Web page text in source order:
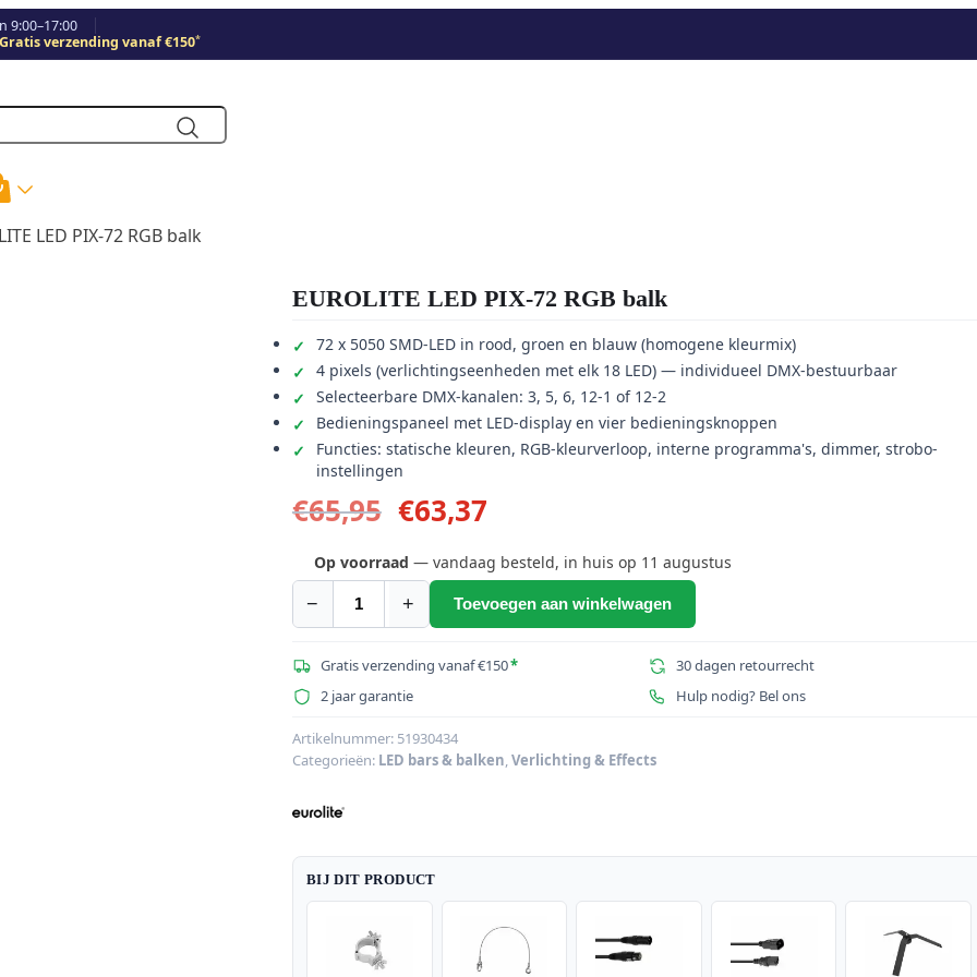
9:00–17:00
Gratis verzending vanaf €150*
LED PIX-72 RGB balk
EUROLITE LED PIX-72 RGB balk
72 x 5050 SMD-LED in rood, groen en blauw (homogene kleurmix)
4 pixels (verlichtingseenheden met elk 18 LED) — individueel DMX-bestuurbaar
Selecteerbare DMX-kanalen: 3, 5, 6, 12-1 of 12-2
Bedieningspaneel met LED-display en vier bedieningsknoppen
Functies: statische kleuren, RGB-kleurverloop, interne programma's, dimmer, strobo-
instellingen
€65,95 Oorspronkelijke
was:
€65,95.
€63,37Huidige
is:
€63,37.
Op voorraad — vandaag besteld, in huis op 11 augustus
−
EUROLITE
PIX-
72
balk
aantal
+ Toevoegen aan winkelwagen
Gratis verzending vanaf €150*
30 dagen retourrecht
2 jaar garantie
Hulp nodig? Bel ons
Artikelnummer: 51930434
Categorieën: LED bars & balken Verlichting & Effects
BIJ DIT PRODUCT